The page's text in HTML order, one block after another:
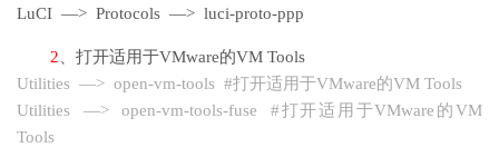
LuCI —> Protocols —> luci-proto-ppp
2 、打开适用于VMware的VM Tools
Utilities —> open-vm-tools #打开适用于VMware的VM Tools
Utilities —> open-vm-tools-fuse #打开适用于VMware的VM
Tools